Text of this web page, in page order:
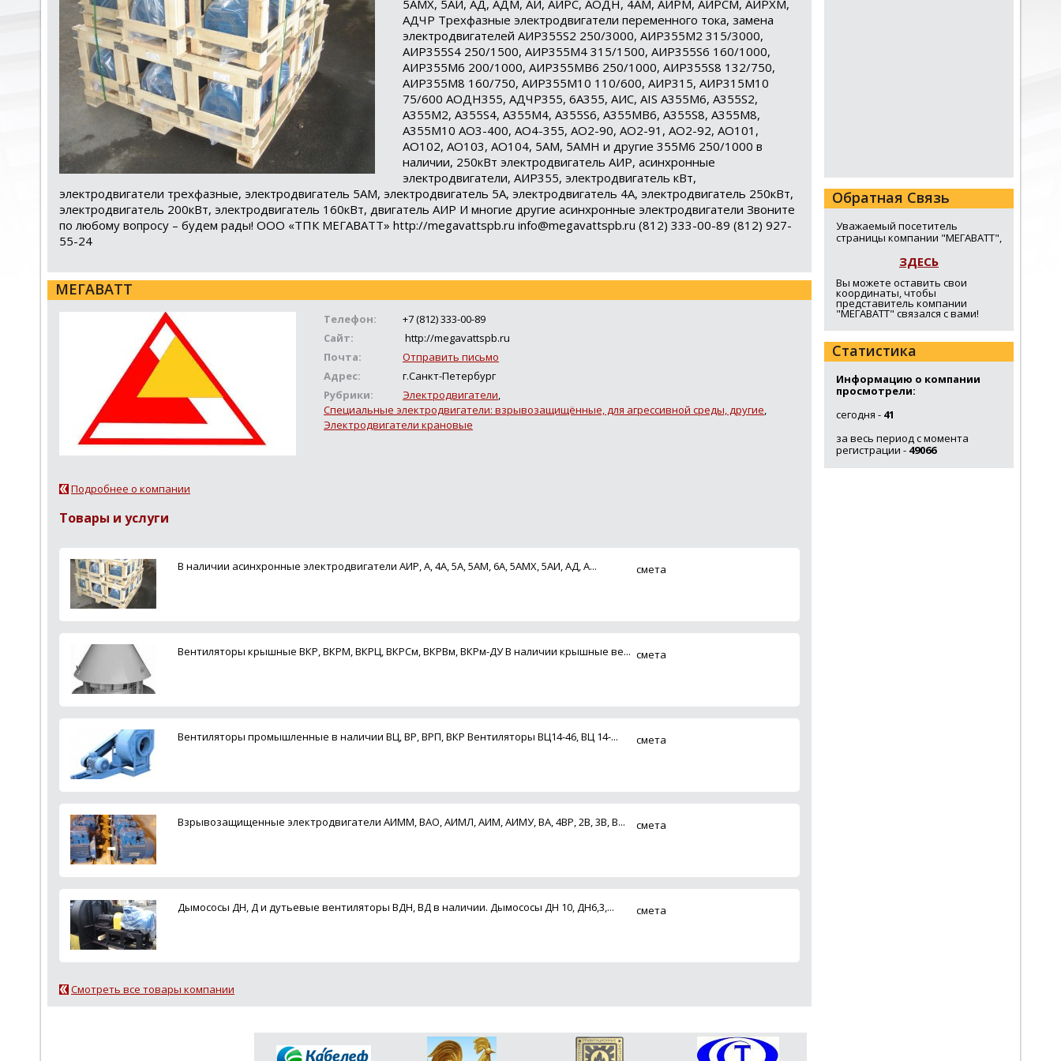
5АМХ, 5АИ, АД, АДМ, АИ, АИРС, АОДН, 4АМ, АИРМ, АИРСМ, АИРХМ,
АДЧР Трехфазные электродвигатели переменного тока, замена
электродвигателей АИР355S2 250/3000, АИР355М2 315/3000,
АИР355S4 250/1500, АИР355М4 315/1500, АИР355S6 160/1000,
АИР355М6 200/1000, АИР355МВ6 250/1000, АИР355S8 132/750,
АИР355М8 160/750, АИР355М10 110/600, АИР315, АИР315М10
75/600 АОДН355, АДЧР355, 6А355, АИС, AIS А355М6, А355S2,
А355М2, А355S4, А355М4, А355S6, А355MB6, А355S8, А355М8,
А355М10 АО3-400, АО4-355, АО2-90, АО2-91, АО2-92, АО101,
АО102, АО103, АО104, 5АМ, 5АМН и другие 355М6 250/1000 в
наличии, 250кВт электродвигатель АИР, асинхронные
электродвигатели, АИР355, электродвигатель кВт,
электродвигатели трехфазные, электродвигатель 5АМ, электродвигатель 5А, электродвигатель 4А, электродвигатель 250кВт,
электродвигатель 200кВт, электродвигатель 160кВт, двигатель АИР И многие другие асинхронные электродвигатели Звоните
по любому вопросу – будем рады! ООО «ТПК МЕГАВАТТ» http://megavattspb.ru info@megavattspb.ru (812) 333-00-89 (812) 927-
55-24
МЕГАВАТТ
Телефон:
+7 (812) 333-00-89
Сайт:
http://megavattspb.ru
Почта:
Отправить письмо
Адрес:
г.Санкт-Петербург
Рубрики:
Электродвигатели,
Специальные электродвигатели: взрывозащищённые, для агрессивной среды, другие,
Электродвигатели крановые
Подробнее о компании
Товары и услуги
В наличии асинхронные электродвигатели АИР, А, 4А, 5А, 5АМ, 6А, 5АМХ, 5АИ, АД, А... смета
Вентиляторы крышные ВКР, ВКРМ, ВКРЦ, ВКРСм, ВКРВм, ВКРм-ДУ В наличии крышные ве... смета
Вентиляторы промышленные в наличии ВЦ, ВР, ВРП, ВКР Вентиляторы ВЦ14-46, ВЦ 14-... смета
Взрывозащищенные электродвигатели АИММ, ВАО, АИМЛ, АИМ, АИМУ, ВА, 4ВР, 2В, 3В, В... смета
Дымососы ДН, Д и дутьевые вентиляторы ВДН, ВД в наличии. Дымососы ДН 10, ДН6,3,... смета
Смотреть все товары компании
Обратная Связь
Уважаемый посетитель
страницы компании "МЕГАВАТТ",
ЗДЕСЬ
Вы можете оставить свои
координаты, чтобы
представитель компании
"МЕГАВАТТ" связался с вами!
Статистика
Информацию о компании
просмотрели:
сегодня - 41
за весь период с момента
регистрации - 49066